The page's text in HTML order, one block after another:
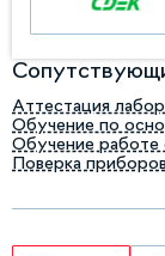
Аттестация
Обучение по
Обучение работе
Поверка